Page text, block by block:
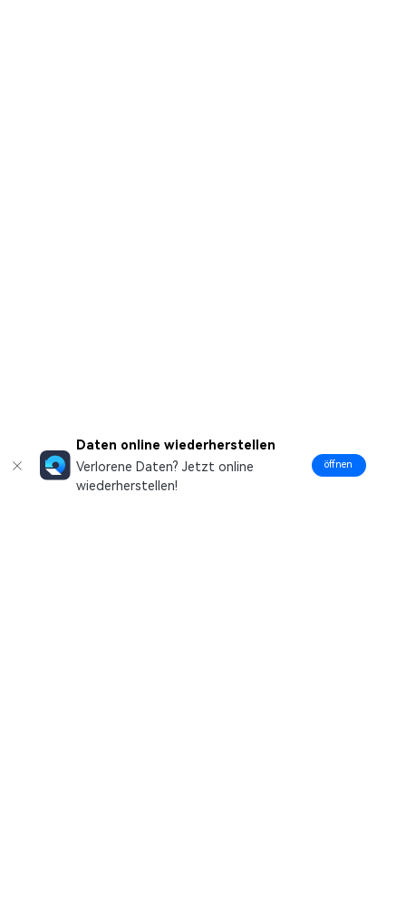
Daten online wiederherstellen
Verlorene Daten? Jetzt online
wiederherstellen!
öffnen